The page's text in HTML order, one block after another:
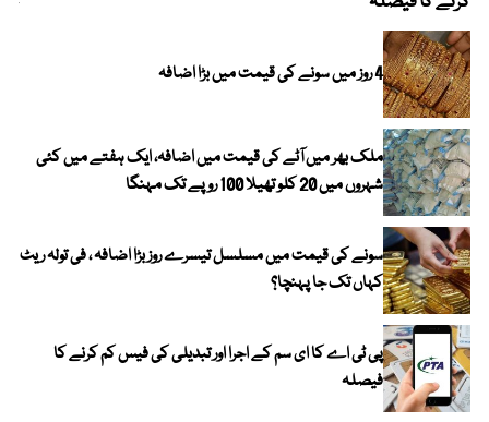
4 روز میں سونے کی قیمت میں بڑا اضافہ
ملک بھر میں آٹے کی قیمت میں اضافہ، ایک ہفتے میں کئی
شہروں میں 20 کلو تھیلا 100 روپے تک مہنگا
سونے کی قیمت میں مسلسل تیسرے روز بڑا اضافہ ، فی تولہ ریٹ
کہاں تک جا پہنچا؟
پی ٹی اے کا ای سم کے اجرا اور تبدیلی کی فیس کم کرنے کا
فیصلہ